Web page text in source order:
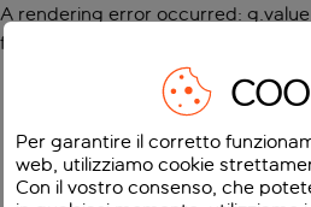
A rendering error occurred:
function
Per garantire il corretto
web, utilizziamo cookie
Con il vostro consenso, che